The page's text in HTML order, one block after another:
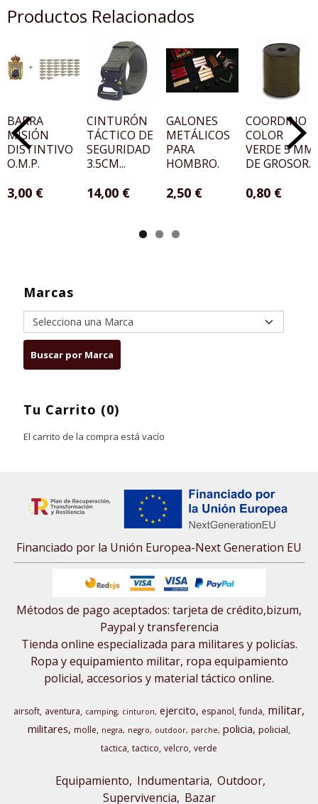
Marcas
Tu Carrito (0)
El carrito de la compra está vacío
Productos Relacionados
BARRA
MISIÓN
DISTINTIVO
O.M.P.
3,00 €
CINTURÓN
TÁCTICO DE
SEGURIDAD
3.5CM...
14,00 €
GALONES
METÁLICOS
PARA
HOMBRO.
2,50 €
COORDINO
COLOR
VERDE 5 MM
DE GROSOR.
0,80 €
Financiado por la Unión Europea-Next Generation EU
Métodos de pago aceptados: tarjeta de crédito,bizum,
Paypal y transferencia
Tienda online especializada para militares y policías.
Ropa y equipamiento militar, ropa equipamiento
policial, accesorios y material táctico online.
airsoft aventura camping cinturon ejercito espanol funda militar
militares molle negra negro outdoor parche policia policial
tactica tactico velcro verde
Equipamiento Indumentaria Outdoor,
Supervivencia Bazar